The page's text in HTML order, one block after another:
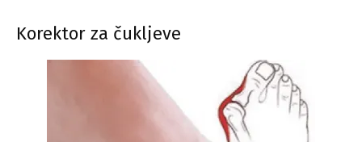
Korektor za čukljeve